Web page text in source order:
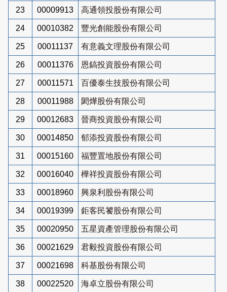
23 00009913 高通領投股份有限公司
24 00010382 豐光創能股份有限公司
25 00011137 有意義文理股份有限公司
26 00011376 恩鎬投資股份有限公司
27 00011571 百優泰生技股份有限公司
28 00011988 閎燁股份有限公司
29 00012683 晉商投資股份有限公司
30 00014850 郁添投資股份有限公司
31 00015160 福豐置地股份有限公司
32 00016040 樺祥投資股份有限公司
33 00018960 興泉利股份有限公司
34 00019399 鉅客民饕股份有限公司
35 00020950 五星資產管理股份有限公司
36 00021629 君毅投資股份有限公司
37 00021698 科基股份有限公司
38 00022520 海卓立股份有限公司